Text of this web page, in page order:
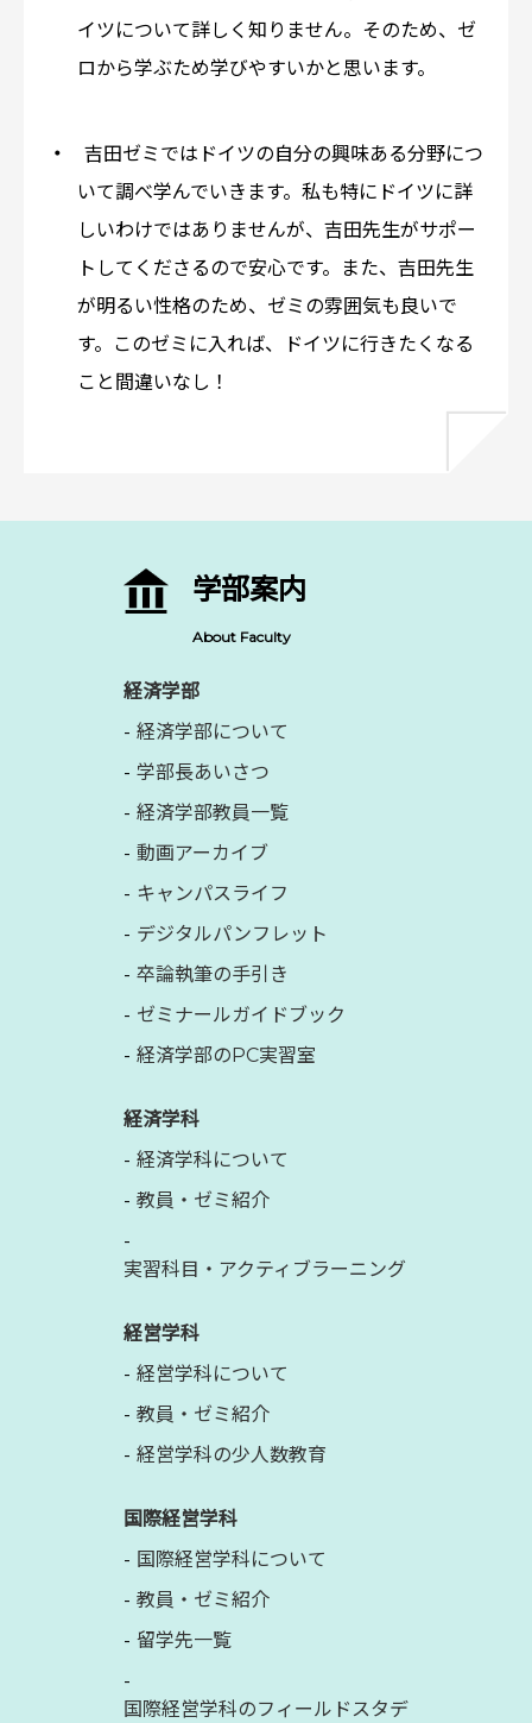
イツについて詳しく知りません。そのため、ゼ
ロから学ぶため学びやすいかと思います。
吉田ゼミではドイツの自分の興味ある分野につ
いて調べ学んでいきます。私も特にドイツに詳
しいわけではありませんが、吉田先生がサポー
トしてくださるので安心です。また、吉田先生
が明るい性格のため、ゼミの雰囲気も良いで
す。このゼミに入れば、ドイツに行きたくなる
こと間違いなし！
学部案内
About Faculty
経済学部
経済学部について
学部長あいさつ
経済学部教員一覧
動画アーカイブ
キャンパスライフ
デジタルパンフレット
卒論執筆の手引き
ゼミナールガイドブック
経済学部のPC実習室
経済学科
経済学科について
教員・ゼミ紹介
実習科目・アクティブラーニング
経営学科
経営学科について
教員・ゼミ紹介
経営学科の少人数教育
国際経営学科
国際経営学科について
教員・ゼミ紹介
留学先一覧
国際経営学科のフィールドスタデ